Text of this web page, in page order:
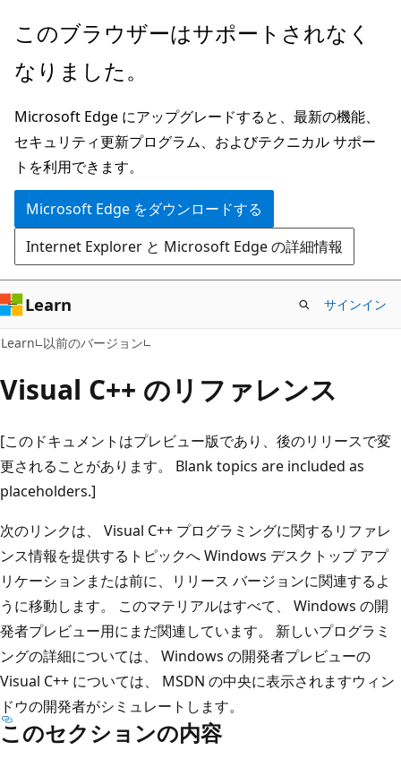
メ
ン
ン
テ
ン
ツ
に
ス
キ
ッ
プ
このブラウザーはサポートされなく
なりました。
Microsoft Edge にアップグレードすると、最新の機能、
セキュリティ更新プログラム、およびテクニカル サポー
トを利用できます。
Microsoft Edge をダウンロードする
Internet Explorer と Microsoft Edge の詳細情報
Learn サインイン
Learn 以前のバージョン
Visual C++ のリファレンス
[このドキュメントはプレビュー版であり、後のリリースで変
更されることがあります。 Blank topics are included as
placeholders.]
次のリンクは、 Visual C++ プログラミングに関するリファレ
ンス情報を提供するトピックへ Windows デスクトップ アプ
リケーションまたは前に、リリース バージョンに関連するよ
うに移動します。 このマテリアルはすべて、 Windows の開
発者プレビュー用にまだ関連しています。 新しいプログラミ
ングの詳細については、 Windows の開発者プレビューの
Visual C++ については、 MSDN の中央に表示されますウィン
ドウの開発者がシミュレートします。
このセクションの内容